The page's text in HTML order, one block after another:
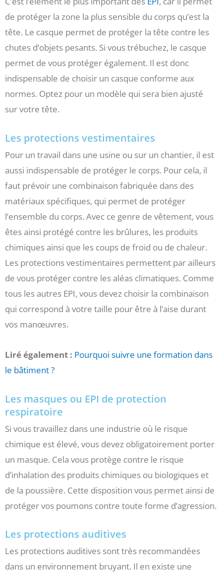
de protéger la zone la plus sensible du corps qu’est la
tête. Le casque permet de protéger la tête contre les
chutes d’objets pesants. Si vous trébuchez, le casque
permet de vous protéger également. Il est donc
indispensable de choisir un casque conforme aux
normes. Optez pour un modèle qui sera bien ajusté
sur votre tête.
Les protections vestimentaires
Pour un travail dans une usine ou sur un chantier, il est
aussi indispensable de protéger le corps. Pour cela, il
faut prévoir une combinaison fabriquée dans des
matériaux spécifiques, qui permet de protéger
l’ensemble du corps. Avec ce genre de vêtement, vous
êtes ainsi protégé contre les brûlures, les produits
chimiques ainsi que les coups de froid ou de chaleur.
Les protections vestimentaires permettent par ailleurs
de vous protéger contre les aléas climatiques. Comme
tous les autres EPI, vous devez choisir la combinaison
qui correspond à votre taille pour être à l’aise durant
vos manœuvres.
Liré également : Pourquoi suivre une formation dans
le bâtiment ?
Les masques ou EPI de protection
respiratoire
Si vous travaillez dans une industrie où le risque
chimique est élevé, vous devez obligatoirement porter
un masque. Cela vous protège contre le risque
d’inhalation des produits chimiques ou biologiques et
de la poussière. Cette disposition vous permet ainsi de
protéger vos poumons contre toute forme d’agression.
Les protections auditives
Les protections auditives sont très recommandées
dans un environnement bruyant. Il en existe une